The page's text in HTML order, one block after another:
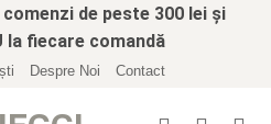
de peste 300 lei și
la fiecare comandă
Despre Noi Contact